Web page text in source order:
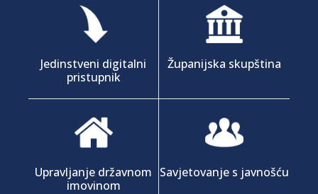
Jedinstveni digitalni
pristupnik
Županijska skupština
Upravljanje državnom
imovinom
Savjetovanje s javnošću